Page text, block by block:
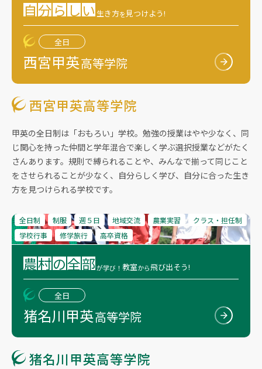
西宮甲英高等学院
甲英の全日制は「おもろい」学校。勉強の授業はやや少なく、同
じ関心を持った仲間と学年混合で楽しく学ぶ選択授業などがたく
さんあります。規則で縛られることや、みんなで揃って同じこと
をさせられることが少なく、自分らしく学び、自分に合った生き
方を見つけられる学校です。
自分ら し い生き方を見つけよう!
全日
西宮甲英高等学院
猪名川甲英高等学院
全日制 制服 週５日 地域交流 農業実習
クラス・担任制
学校行事
修学旅行 高卒資格
農村の全部が学び！ 教室から飛び出そう!
全日
猪名川甲英高等学院